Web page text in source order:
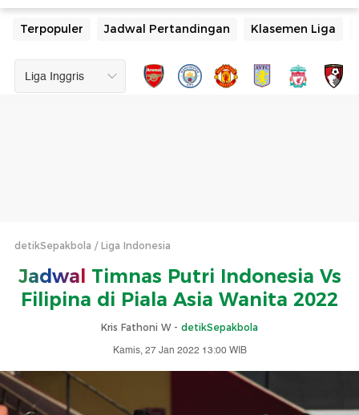
Terpopuler Jadwal Pertandingan Klasemen Liga
detikSepakbola Liga Indonesia
Jadwal Timnas Putri Indonesia Vs
Filipina di Piala Asia Wanita 2022
Kris Fathoni W - detikSepakbola
Kamis, 27 Jan 2022 13:00 WIB